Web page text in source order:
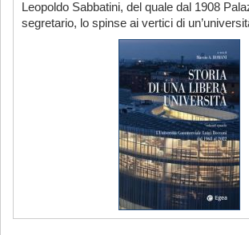
Leopoldo Sabbatini, del quale dal 1908
segretario, lo spinse ai vertici di